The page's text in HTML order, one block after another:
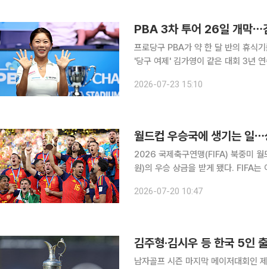
PBA 3차 투어 26일 개막⋯
프로당구 PBA가 약 한 달 반의 휴식
'당구 여제' 김가영이 같은 대회 3년 연속 우승에 도전한다.
경기 고양시 킨텍스 PBA 스타디움에
2026-07-23 15:10
월드컵 우승국에 생기는 일
2026 국제축구연맹(FIFA) 북중미
원)의 우승 상금을 받게 됐다. FIFA는 이번 대회 참가국이 기존 32개국에서 48개국으로 확대되면
4억4000만달러의 약 두 배에 달하는
2026-07-20 10:47
김주형·김시우 등 한국 5인
남자골프 시즌 마지막 메이저대회인